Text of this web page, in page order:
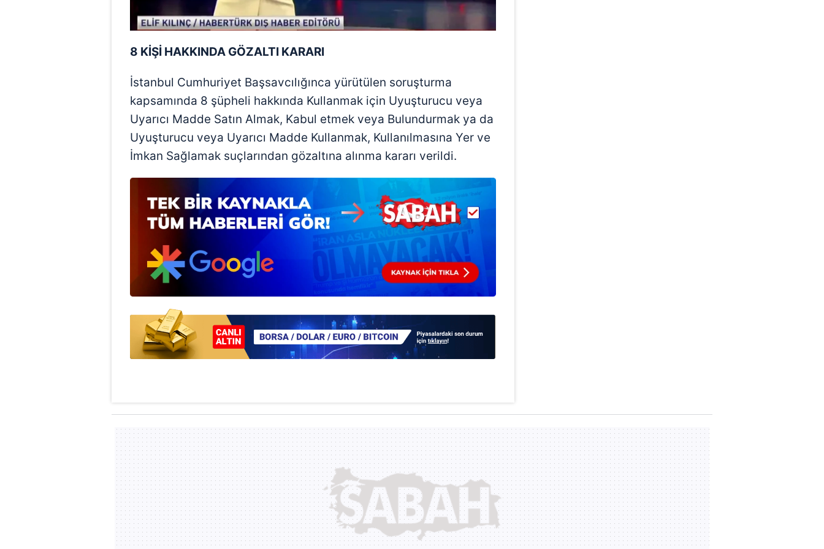
mevzuata uygun olarak kullanılan çerezlerle ilgili bilgi almak için lütfen tıklayınız.
8 KİŞİ HAKKINDA GÖZALTI KARARI
İstanbul Cumhuriyet Başsavcılığınca yürütülen soruşturma
kapsamında 8 şüpheli hakkında Kullanmak için Uyuşturucu veya
Uyarıcı Madde Satın Almak, Kabul etmek veya Bulundurmak ya da
Uyuşturucu veya Uyarıcı Madde Kullanmak, Kullanılmasına Yer ve
İmkan Sağlamak suçlarından gözaltına alınma kararı verildi.